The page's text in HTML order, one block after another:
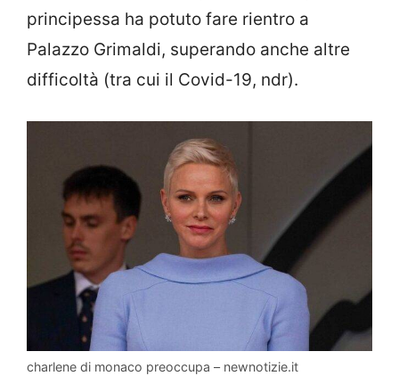
principessa ha potuto fare rientro a
Palazzo Grimaldi, superando anche altre
difficoltà (tra cui il Covid-19, ndr).
charlene di monaco preoccupa – newnotizie.it